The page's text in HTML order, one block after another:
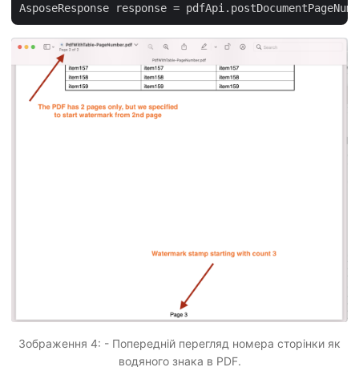
AsposeResponse response =
Зображення 4: - Попередній перегляд номера сторінки як
водяного знака в PDF.